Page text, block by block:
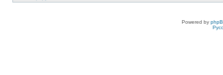
Powered by